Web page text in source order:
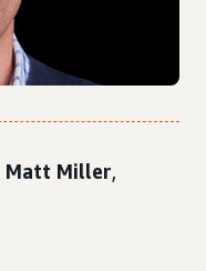
Matt Miller,